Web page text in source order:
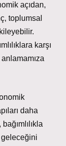
açıdan,
toplumsal
karşı
daha